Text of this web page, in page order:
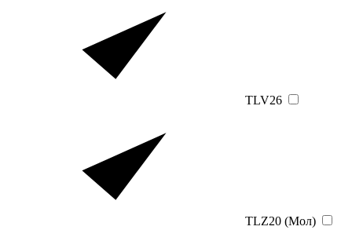
TLV26
TLZ20 (Мол)